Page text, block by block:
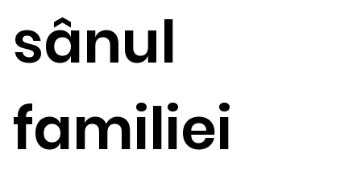
sânul
familiei